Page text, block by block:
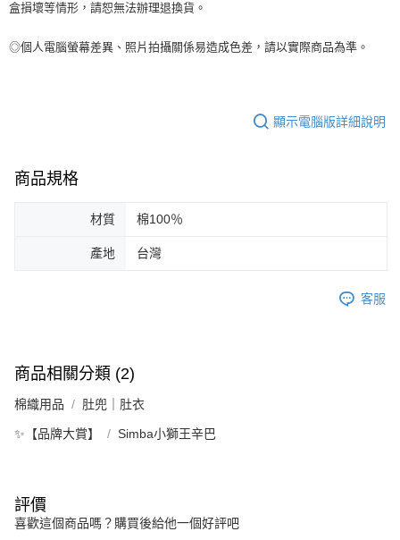
盒損壞等情形，請恕無法辦理退換貨。
◎個人電腦螢幕差異、照片拍攝關係易造成色差，請以實際商品為準。
顯示電腦版詳細說明
商品規格
材質 棉100％
產地 台灣
客服
商品相關分類 (2)
棉織用品 肚兜｜肚衣
✨【品牌大賞】 Simba小獅王辛巴
評價
喜歡這個商品嗎？購買後給他一個好評吧